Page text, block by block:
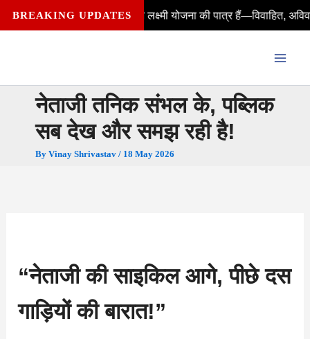
Skip
to
BREAKING UPDATES
आप भी लक्ष्मी योजना की पात्र हैं—विवाहित, अविवाहित, विधवा, संपत्ति
नेताजी तनिक संभल के, पब्लिक
सब देख और समझ रही है!
By Vinay Shrivastav / 18 May 2026
“नेताजी की साइकिल आगे, पीछे दस
गाड़ियों की बारात!”